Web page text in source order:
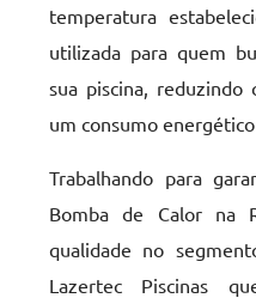
temperatura
utilizada para quem
sua piscina,
um consumo
Trabalhando para
Bomba de Calor na
qualidade no
Lazertec Piscinas